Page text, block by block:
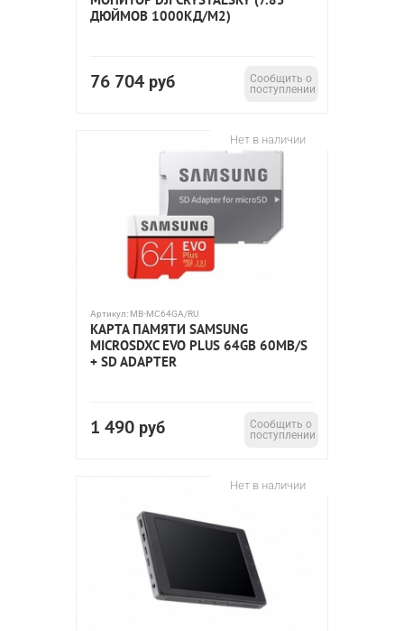
ДЮЙМОВ 1000КД/М2)
76 704 руб
Сообщить о
поступлении
Нет в наличии
Артикул: MB-MC64GA/RU
КАРТА ПАМЯТИ SAMSUNG
MICROSDXC EVO PLUS 64GB 60MB/S
+ SD ADAPTER
1 490 руб
Сообщить о
поступлении
Нет в наличии